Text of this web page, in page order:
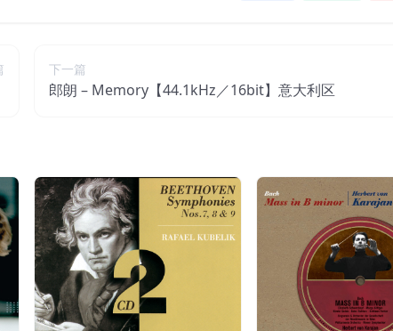
下一篇
郎朗 – Memory【44.1kHz／16bit】意大利区